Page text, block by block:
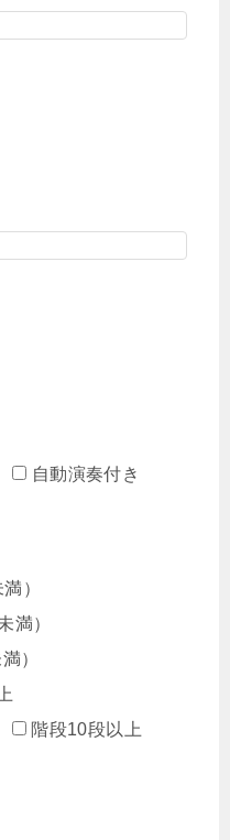
自動演奏付き
）
満）
）
階段10段以上